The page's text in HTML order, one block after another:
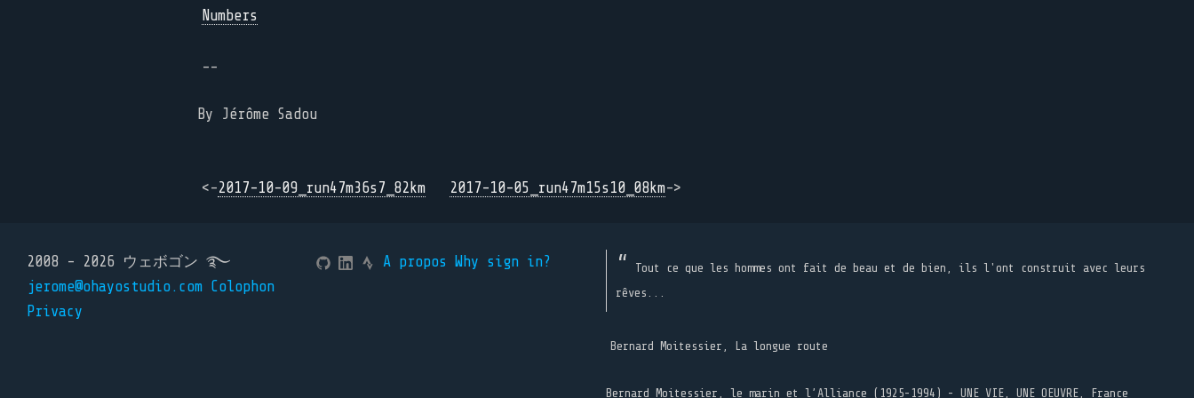
Numbers
--
By Jérôme Sadou
<-2017-10-09_run47m36s7_82km 2017-10-05_run47m15s10_08km->
2008 - 2026 ウェボゴン ࿐
jerome@ohayostudio.com Colophon
Privacy
A propos Why sign in?
Tout ce que les hommes ont fait de beau et de bien, ils l'ont construit avec leurs
rêves...
Bernard Moitessier, La longue route
Bernard Moitessier, le marin et l’Alliance (1925-1994) - UNE VIE, UNE OEUVRE, France